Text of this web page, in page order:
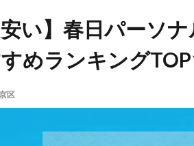
安い】春日パーソ
めランキング
区